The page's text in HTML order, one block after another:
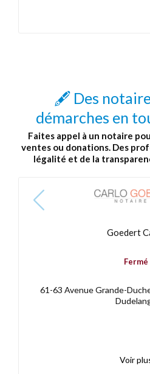
🖋️ Des
démarches en
Faites appel à un notaire
ventes ou donations. Des
légalité et de la
Goedert
Fermé
61-63 Avenue Grande-
Voir